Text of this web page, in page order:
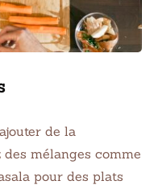
de la
mélanges comme
pour des plats